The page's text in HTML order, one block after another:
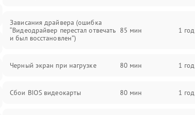
Зависания драйвера (ошибка
“Видеодрайвер перестал отвечать
и был восстановлен”)
85 мин 1 год
Черный экран при нагрузке 80 мин 1 год
Сбои BIOS видеокарты 80 мин 1 год